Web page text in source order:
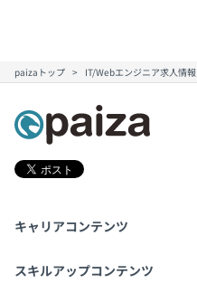
paizaトップ IT/Webエンジニア求人情報
キャリアコンテンツ
転職・キャリア
スキルアップコンテンツ